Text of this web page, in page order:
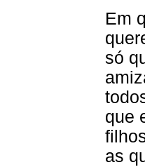
Em
só
que
as